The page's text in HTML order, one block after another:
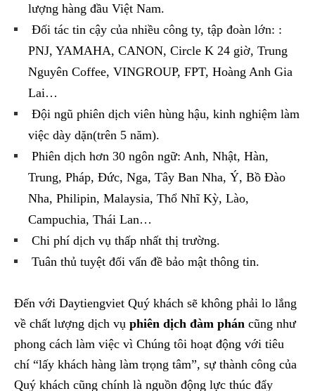
lượng hàng đầu Việt Nam.
Đối tác tin cậy của nhiều công ty, tập đoàn lớn: :
PNJ, YAMAHA, CANON, Circle K 24 giờ, Trung
Nguyên Coffee, VINGROUP, FPT, Hoàng Anh Gia
Lai…
Đội ngũ phiên dịch viên hùng hậu, kinh nghiệm làm
việc dày dặn(trên 5 năm).
Phiên dịch hơn 30 ngôn ngữ: Anh, Nhật, Hàn,
Trung, Pháp, Đức, Nga, Tây Ban Nha, Ý, Bồ Đào
Nha, Philipin, Malaysia, Thổ Nhĩ Kỳ, Lào,
Campuchia, Thái Lan…
Chi phí dịch vụ thấp nhất thị trường.
Tuân thủ tuyệt đối vấn đề bảo mật thông tin.
Đến với Daytiengviet Quý khách sẽ không phải lo lắng
về chất lượng dịch vụ phiên dịch đàm phán cũng như
phong cách làm việc vì Chúng tôi hoạt động với tiêu
chí “lấy khách hàng làm trọng tâm”, sự thành công của
Quý khách cũng chính là nguồn động lực thúc đẩy